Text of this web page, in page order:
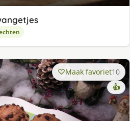
Maak favoriet10
👍